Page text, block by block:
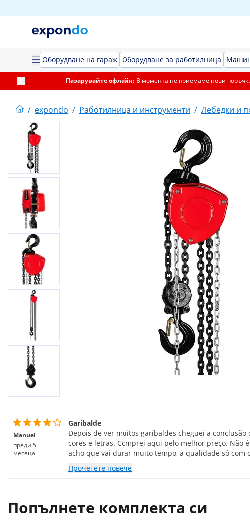
Оборудване на гараж Оборудване за работилница
Пазарувайте офлайн: В момента не приемаме нови
/ expondo / Работилница и инструменти / Лебедки и
Manuel
преди 5
месеца
Garibalde
Depois de ver muitos garibaldes cheguei a conclusão
cores e letras. Comprei aqui pelo melhor preço. Não
acho que vai durar muito tempo, a qualidade só com
Прочетете повече
Попълнете комплекта си